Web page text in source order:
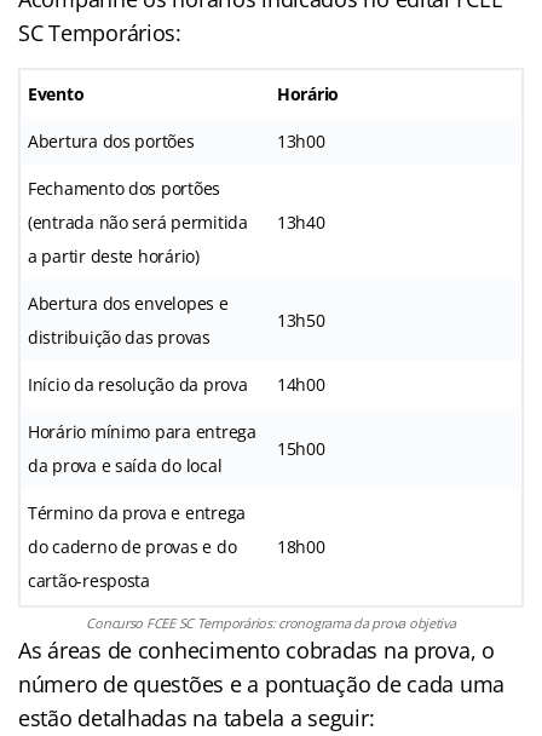
SC Temporários:
Evento Horário
Abertura dos portões 13h00
Fechamento dos portões
(entrada não será permitida
a partir deste horário)
13h40
Abertura dos envelopes e
distribuição das provas
13h50
Início da resolução da prova 14h00
Horário mínimo para entrega
da prova e saída do local
15h00
Término da prova e entrega
do caderno de provas e do
cartão-resposta
18h00
Concurso FCEE SC Temporários: cronograma da prova objetiva
As áreas de conhecimento cobradas na prova, o
número de questões e a pontuação de cada uma
estão detalhadas na tabela a seguir: